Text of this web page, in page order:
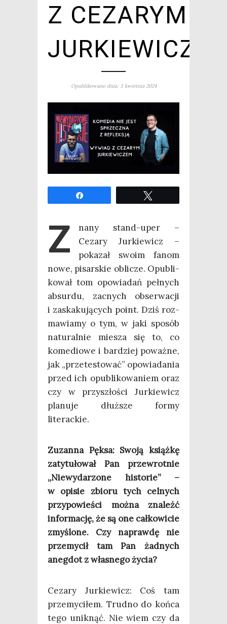
Z CEZARYM
Opublikowano dnia: 3 kwietnia 2024
Z
na­ny stand-uper –
Ceza­ry Jur­kie­wicz –
poka­zał swo­im fanom
nowe, pisar­skie obli­cze. Opu­bli­
ko­wał tom opo­wia­dań peł­nych
absur­du, zacnych obser­wa­cji
i zaska­ku­ją­cych point. Dziś roz­
ma­wia­my o tym, w jaki spo­sób
natu­ral­nie mie­sza się to, co
kome­dio­we i bar­dziej poważ­ne,
jak „prze­te­sto­wać” opo­wia­da­nia
przed ich opu­bli­ko­wa­niem oraz
czy w przy­szło­ści Jur­kie­wicz
pla­nu­je dłuż­sze for­my
literackie.
Zuzan­na Pęk­sa: Swo­ją książ­kę
zaty­tu­ło­wał Pan prze­wrot­nie
„Nie­wy­da­rzo­ne histo­rie” –
w opi­sie zbio­ru tych cel­nych
przy­po­wie­ści moż­na zna­leźć
infor­ma­cję, że są one cał­ko­wi­cie
zmy­ślo­ne. Czy napraw­dę nie
prze­my­cił tam Pan żad­nych
aneg­dot z wła­sne­go życia?
Ceza­ry Jur­kie­wicz: Coś tam
prze­my­ci­łem. Trud­no do koń­ca
tego unik­nąć. Nie wiem czy da